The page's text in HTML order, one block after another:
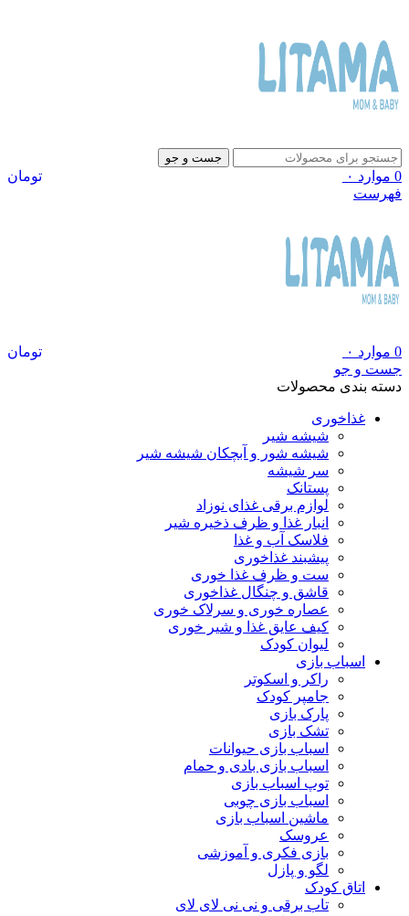
جست و جو
0 موارد ۰
تومان
فهرست
0 موارد ۰
تومان
جست و جو
دسته بندی محصولات
غذاخوری
شیشه شیر
شیشه ‌شور و آبچکان شیشه‌ شیر
سر شیشه
پستانک
لوازم برقی غذای نوزاد
انبار غذا و ظرف ذخیره شیر
فلاسک آب و غذا
پیشبند غذاخوری
ست و ظرف غذا خوری
قاشق و چنگال غذاخوری
عصاره خوری و سرلاک خوری
کیف عایق غذا و شیر خوری
لیوان کودک
اسباب بازی
راکر و اسکوتر
جامپر کودک
پارک بازی
تشک بازی
اسباب بازی حیوانات
اسباب بازی بادی و حمام
توپ اسباب بازی
اسباب بازی چوبی
ماشین اسباب بازی
عروسک
بازی فکری و آموزشی
لگو و پازل
اتاق کودک
تاب برقی و نی نی لای لای